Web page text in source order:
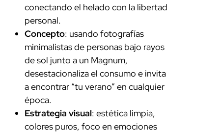
conectando el helado con la libertad
personal.
Concepto: usando fotografías
minimalistas de personas bajo rayos
de sol junto a un Magnum,
desestacionaliza el consumo e invita
a encontrar “tu verano” en cualquier
época.
Estrategia visual: estética limpia,
colores puros, foco en emociones